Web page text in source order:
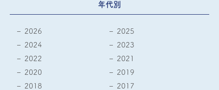
年代別
2026
2025
2024
2023
2022
2021
2020
2019
2018
2017